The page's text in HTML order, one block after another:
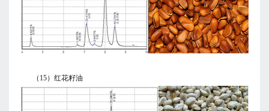
（15）红花籽油